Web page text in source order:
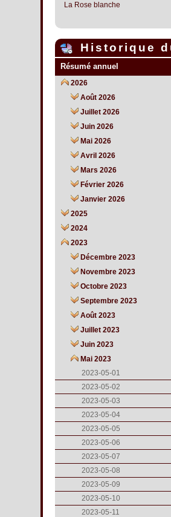
La Rose blanche
Historique
Résumé annuel
2026
Août 2026
Juillet 2026
Juin 2026
Mai 2026
Avril 2026
Mars 2026
Février 2026
Janvier 2026
2025
2024
2023
Décembre 2023
Novembre 2023
Octobre 2023
Septembre 2023
Août 2023
Juillet 2023
Juin 2023
Mai 2023
2023-05-01
2023-05-02
2023-05-03
2023-05-04
2023-05-05
2023-05-06
2023-05-07
2023-05-08
2023-05-09
2023-05-10
2023-05-11